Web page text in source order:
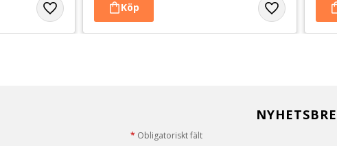
* Obligatoriskt fält